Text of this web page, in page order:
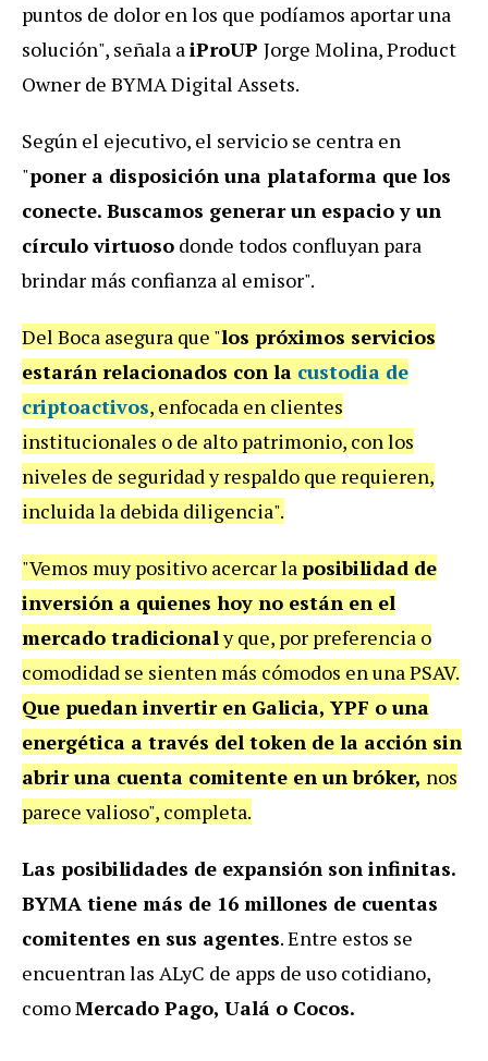
puntos de dolor en los que podíamos aportar una
solución", señala aiProUP Jorge Molina, Product
Owner de BYMA Digital Assets.
Según el ejecutivo, el servicio se centra en
"poner a disposición una plataforma que los
conecte. Buscamos generar un espacio y un
círculo virtuoso donde todos confluyan para
brindar más confianza al emisor".
Del Boca asegura que "los próximos servicios
estarán relacionados con la custodia de
criptoactivos, enfocada en clientes
institucionales o de alto patrimonio, con los
niveles de seguridad y respaldo que requieren,
incluida la debida diligencia".
"Vemos muy positivo acercar laposibilidad de
inversión a quienes hoy no están en el
mercado tradicionaly que, por preferencia o
comodidad se sienten más cómodos en una PSAV.
Que puedan invertir en Galicia, YPF o una
energética a través del token de la acción sin
abrir una cuenta comitente en un bróker, nos
parece valioso", completa.
Las posibilidades de expansión son infinitas.
BYMA tiene más de 16 millones de cuentas
comitentes en sus agentes. Entre estos se
encuentran las ALyC de apps de uso cotidiano,
comoMercado Pago, Ualá o Cocos.